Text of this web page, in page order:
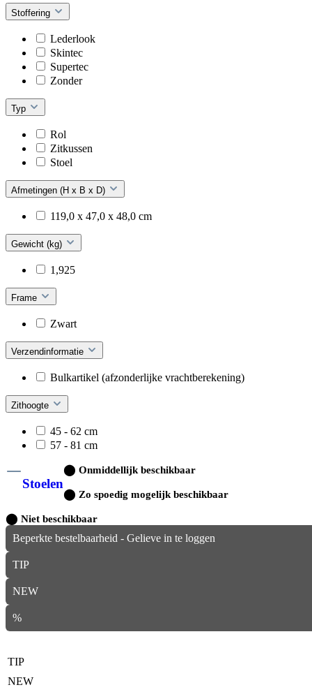
Stoffering
Lederlook
Skintec
Supertec
Zonder
Typ
Rol
Zitkussen
Stoel
Afmetingen (H x B x D)
119,0 x 47,0 x 48,0 cm
Gewicht (kg)
1,925
Frame
Zwart
Verzendinformatie
Bulkartikel (afzonderlijke vrachtberekening)
Zithoogte
45 - 62 cm
57 - 81 cm
Stoelen
⬤ Onmiddellijk beschikbaar
⬤ Zo spoedig mogelijk beschikbaar
⬤ Niet beschikbaar
Beperkte bestelbaarheid - Gelieve in te loggen
TIP
NEW
%
TIP
NEW